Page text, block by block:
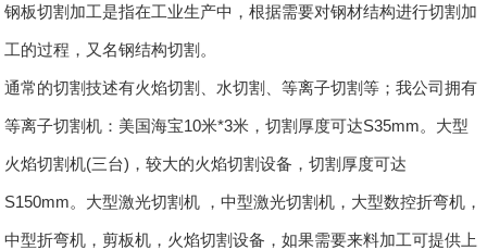
钢板切割加工是指在工业生产中，根据需要对钢材结构进行切割加
工的过程，又名钢结构切割。
通常的切割技述有火焰切割、水切割、等离子切割等；我公司拥有
等离子切割机：美国海宝10米*3米，切割厚度可达S35mm。大型
火焰切割机(三台)，较大的火焰切割设备，切割厚度可达
S150mm。大型激光切割机 ，中型激光切割机，大型数控折弯机，
中型折弯机，剪板机，火焰切割设备，如果需要来料加工可提供上